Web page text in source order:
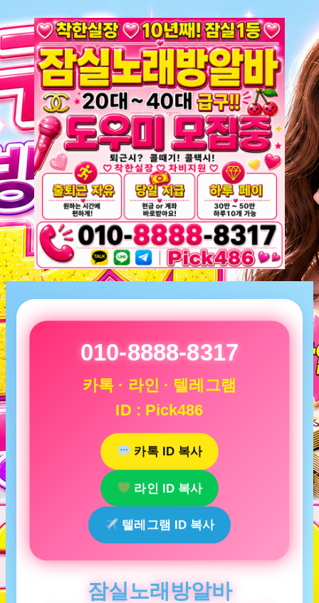
010-8888-8317
카톡 · 라인 · 텔레그램
ID : Pick486
카톡 ID 복사
라인 ID 복사
텔레그램 ID 복사
잠실노래방알바